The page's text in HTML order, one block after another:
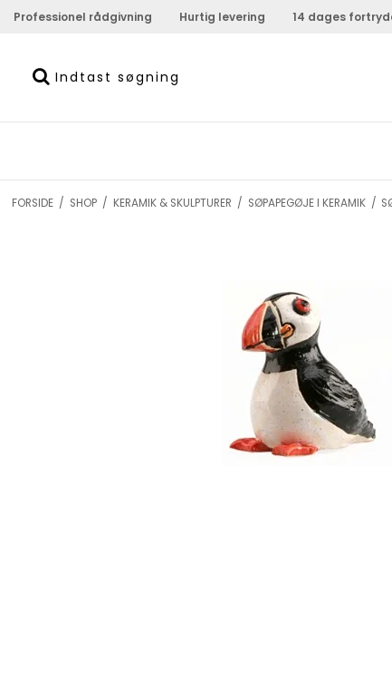
Professionel rådgivning Hurtig levering 14 dages
FORSIDE / SHOP / KERAMIK & SKULPTURER / SØPAPEGØJE I KERAMIK /